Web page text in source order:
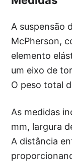
A suspensão
McPherson,
elemento
um eixo de
O peso total
As medidas
mm, largura
A distância